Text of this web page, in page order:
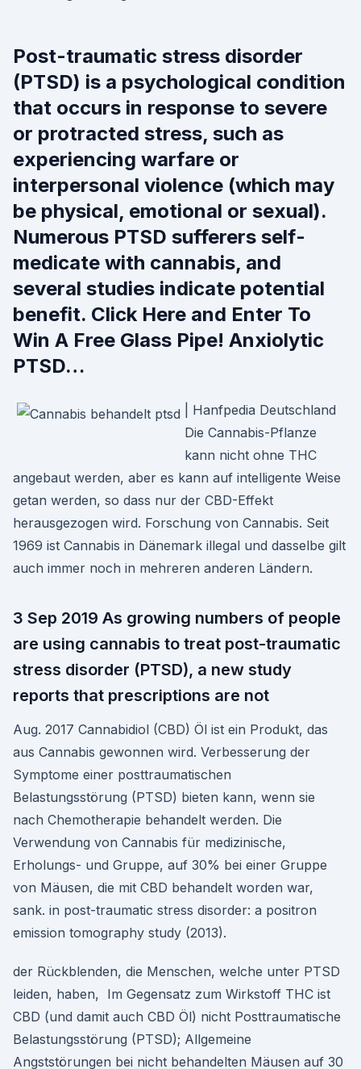
Post-traumatic stress disorder
(PTSD) is a psychological condition
that occurs in response to severe
or protracted stress, such as
experiencing warfare or
interpersonal violence (which may
be physical, emotional or sexual).
Numerous PTSD sufferers self-
medicate with cannabis, and
several studies indicate potential
benefit. Click Here and Enter To
Win A Free Glass Pipe! Anxiolytic
PTSD…
| Hanfpedia Deutschland
Die Cannabis-Pflanze
kann nicht ohne THC
angebaut werden, aber es kann auf intelligente Weise
getan werden, so dass nur der CBD-Effekt
herausgezogen wird. Forschung von Cannabis. Seit
1969 ist Cannabis in Dänemark illegal und dasselbe gilt
auch immer noch in mehreren anderen Ländern.
3 Sep 2019 As growing numbers of people
are using cannabis to treat post-traumatic
stress disorder (PTSD), a new study
reports that prescriptions are not
Aug. 2017 Cannabidiol (CBD) Öl ist ein Produkt, das
aus Cannabis gewonnen wird. Verbesserung der
Symptome einer posttraumatischen
Belastungsstörung (PTSD) bieten kann, wenn sie
nach Chemotherapie behandelt werden. Die
Verwendung von Cannabis für medizinische,
Erholungs- und Gruppe, auf 30% bei einer Gruppe
von Mäusen, die mit CBD behandelt worden war,
sank. in post-traumatic stress disorder: a positron
emission tomography study (2013).
der Rückblenden, die Menschen, welche unter PTSD
leiden, haben, Im Gegensatz zum Wirkstoff THC ist
CBD (und damit auch CBD Öl) nicht Posttraumatische
Belastungsstörung (PTSD); Allgemeine
Angststörungen bei nicht behandelten Mäusen auf 30